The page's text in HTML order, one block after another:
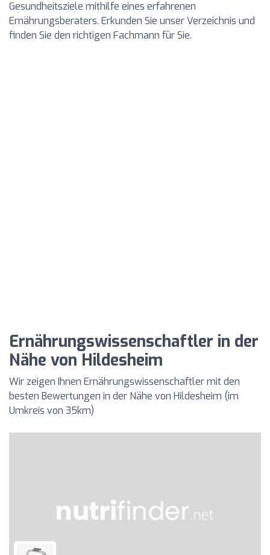
Gesundheitsziele mithilfe eines erfahrenen
Ernährungsberaters. Erkunden Sie unser Verzeichnis und
finden Sie den richtigen Fachmann für Sie.
Ernährungswissenschaftler in der
Nähe von Hildesheim
Wir zeigen Ihnen Ernährungswissenschaftler mit den
besten Bewertungen in der Nähe von Hildesheim (im
Umkreis von 35km)